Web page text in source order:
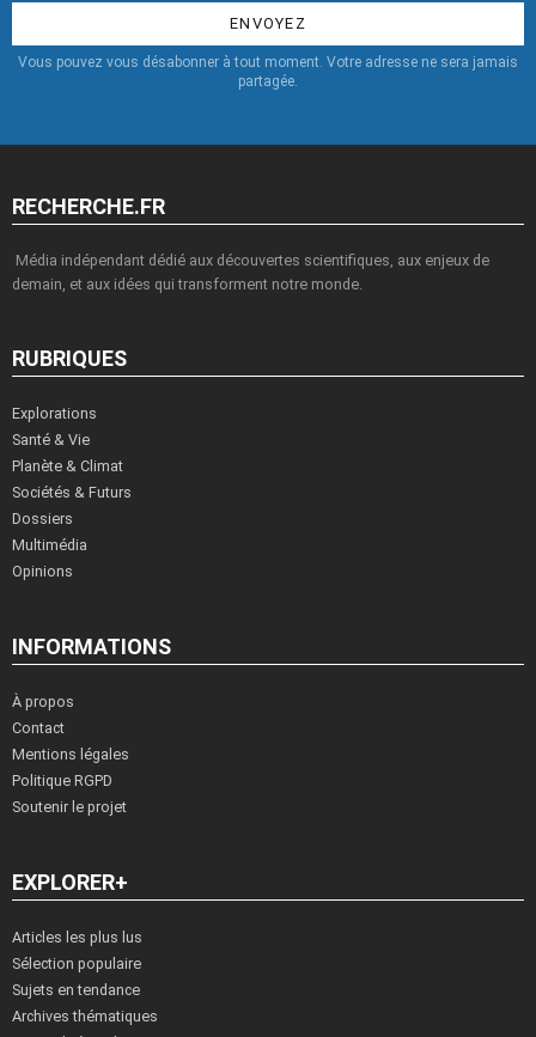
Vous pouvez vous désabonner à tout moment. Votre adresse ne sera jamais
partagée.
RECHERCHE.FR
Média indépendant dédié aux découvertes scientifiques, aux enjeux de
demain, et aux idées qui transforment notre monde.
RUBRIQUES
Explorations
Santé & Vie
Planète & Climat
Sociétés & Futurs
Dossiers
Multimédia
Opinions
INFORMATIONS
À propos
Contact
Mentions légales
Politique RGPD
Soutenir le projet
EXPLORER+
Articles les plus lus
Sélection populaire
Sujets en tendance
Archives thématiques